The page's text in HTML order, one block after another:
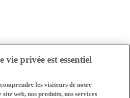
vie privée est essentiel
les visiteurs de notre
web, nos produits, nos services